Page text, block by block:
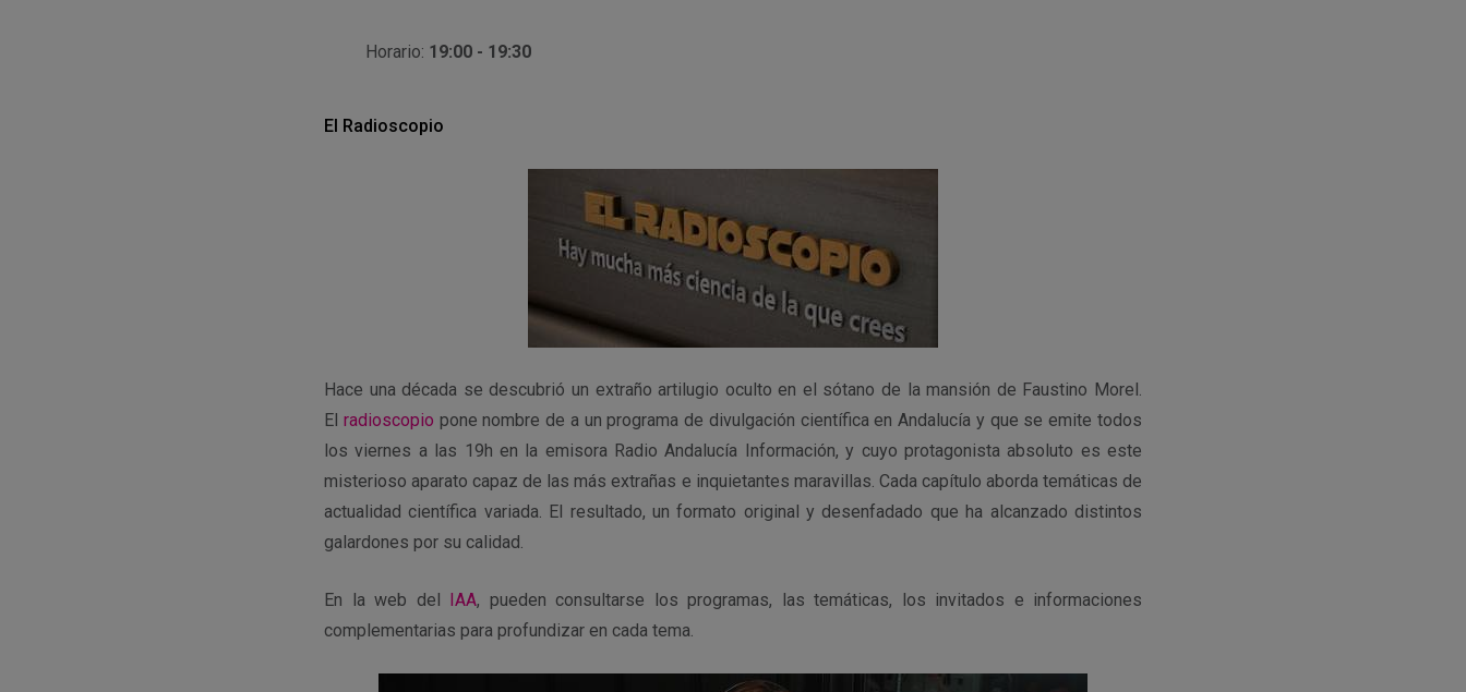
Horario: 19:00 - 19:30
El Radioscopio
Hace una década se descubrió un extraño artilugio oculto en el sótano de la mansión de Faustino Morel.
El radioscopio pone nombre de a un programa de divulgación científica en Andalucía y que se emite todos
los viernes a las 19h en la emisora Radio Andalucía Información, y cuyo protagonista absoluto es este
misterioso aparato capaz de las más extrañas e inquietantes maravillas. Cada capítulo aborda temáticas de
actualidad científica variada. El resultado, un formato original y desenfadado que ha alcanzado distintos
galardones por su calidad.
En la web del IAA, pueden consultarse los programas, las temáticas, los invitados e informaciones
complementarias para profundizar en cada tema.